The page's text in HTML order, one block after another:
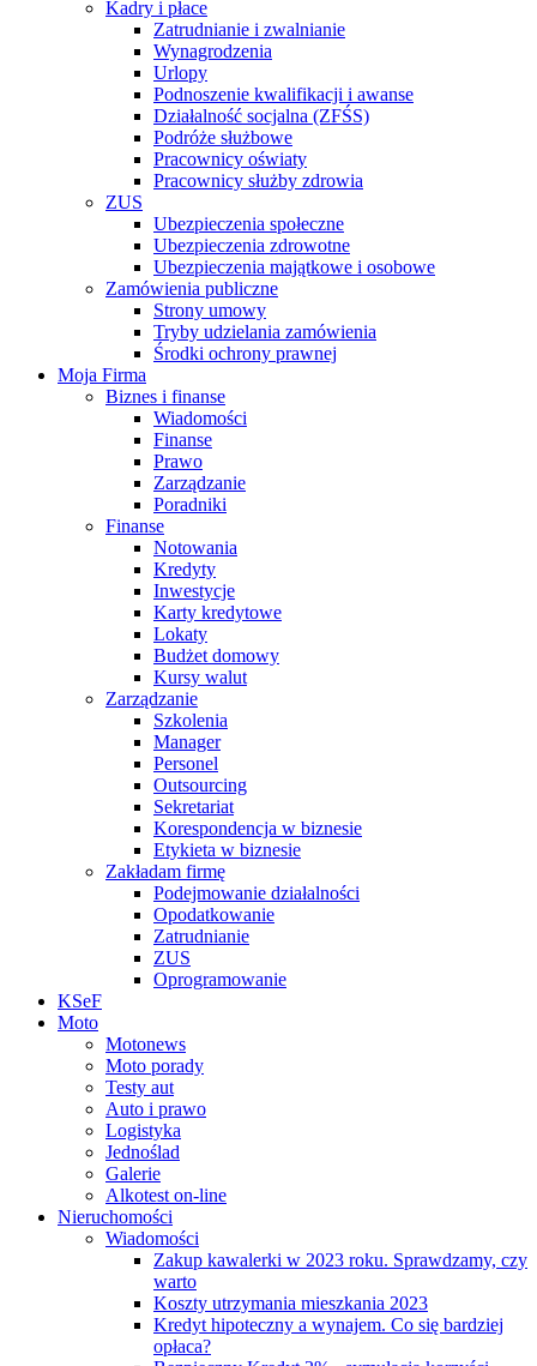
Kadry i płace
Zatrudnianie i zwalnianie
Wynagrodzenia
Urlopy
Podnoszenie kwalifikacji i awanse
Działalność socjalna (ZFŚS)
Podróże służbowe
Pracownicy oświaty
Pracownicy służby zdrowia
ZUS
Ubezpieczenia społeczne
Ubezpieczenia zdrowotne
Ubezpieczenia majątkowe i osobowe
Zamówienia publiczne
Strony umowy
Tryby udzielania zamówienia
Środki ochrony prawnej
Moja Firma
Biznes i finanse
Wiadomości
Finanse
Prawo
Zarządzanie
Poradniki
Finanse
Notowania
Kredyty
Inwestycje
Karty kredytowe
Lokaty
Budżet domowy
Kursy walut
Zarządzanie
Szkolenia
Manager
Personel
Outsourcing
Sekretariat
Korespondencja w biznesie
Etykieta w biznesie
Zakładam firmę
Podejmowanie działalności
Opodatkowanie
Zatrudnianie
ZUS
Oprogramowanie
KSeF
Moto
Motonews
Moto porady
Testy aut
Auto i prawo
Logistyka
Jednoślad
Galerie
Alkotest on-line
Nieruchomości
Wiadomości
Zakup kawalerki w 2023 roku. Sprawdzamy, czy
warto
Koszty utrzymania mieszkania 2023
Kredyt hipoteczny a wynajem. Co się bardziej
opłaca?